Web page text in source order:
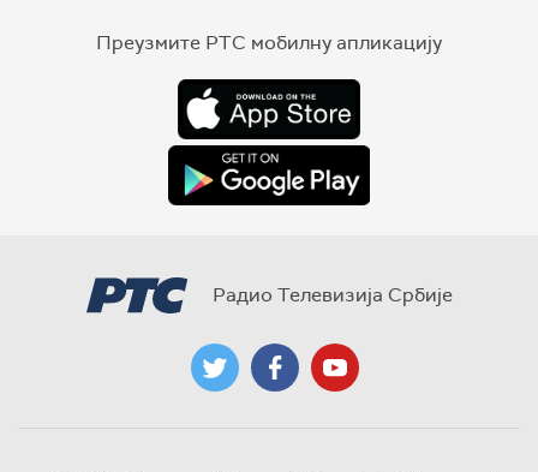
Преузмите РТС мобилну апликацију
Радио Телевизија Србије